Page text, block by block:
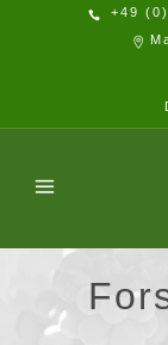
+49